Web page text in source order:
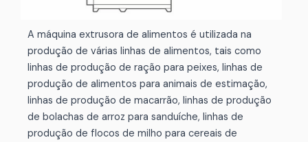
A máquina extrusora de alimentos é utilizada na
produção de várias linhas de alimentos, tais como
linhas de produção de ração para peixes, linhas de
produção de alimentos para animais de estimação,
linhas de produção de macarrão, linhas de produção
de bolachas de arroz para sanduíche, linhas de
produção de flocos de milho para cereais de